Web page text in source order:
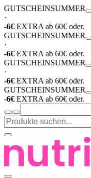
GUTSCHEINSUMMER
·
-6€ EXTRA ab 60€ oder.
GUTSCHEINSUMMER
·
-6€ EXTRA ab 60€ oder.
GUTSCHEINSUMMER
·
-6€ EXTRA ab 60€ oder.
GUTSCHEINSUMMER
-6€ EXTRA ab 60€ oder.